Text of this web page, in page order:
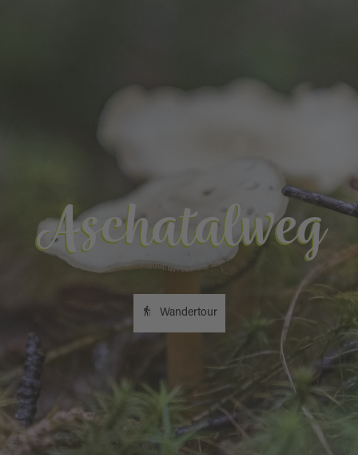
Aschatalweg
Wandertour